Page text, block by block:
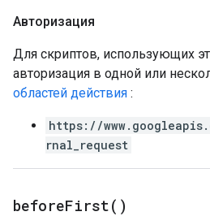
Авторизация
Для скриптов, использующих
авторизация в одной или
областей действия :
https://
rnal_request
beforeFirst( )